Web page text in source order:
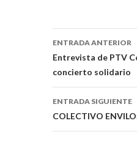
de
entradas
ENTRADA ANTERIOR
Entrevista de PTV
concierto solidario
ENTRADA SIGUIENTE
COLECTIVO